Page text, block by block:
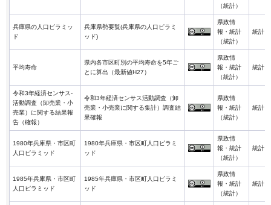
（統計）
兵庫県の人口ピラミッ
ド
兵庫県勢要覧(兵庫県の人口ピラミ
ッド)
県政情
報・統計
（統計）
統計
平均寿命
県内各市区町別の平均寿命を5年ご
とに算出（最新値H27）
県政情
報・統計
（統計）
統計
令和3年経済センサス-
活動調査（卸売業・小
売業）に関する結果報
告（確報）
令和3年経済センサス活動調査（卸
売業・小売業に関する集計）調査結
果確報
県政情
報・統計
（統計）
統計
1980年兵庫県・市区町
人口ピラミッド
1980年兵庫県・市区町人口ピラミ
ッド
県政情
報・統計
（統計）
統計
1985年兵庫県・市区町
人口ピラミッド
1985年兵庫県・市区町人口ピラミ
ッド
県政情
報・統計
（統計）
統計